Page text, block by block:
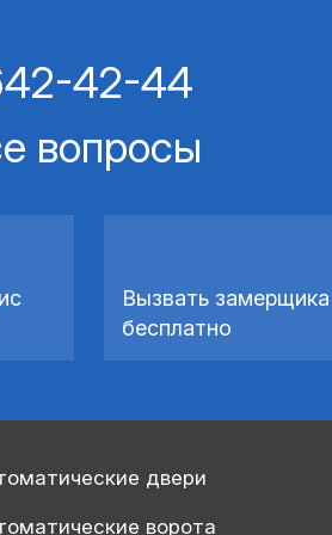
42-44
вопросы
Вызвать замерщика
бесплатно
двери
ворота